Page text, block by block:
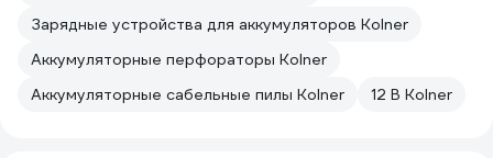
Зарядные устройства для аккумуляторов Kolner
Аккумуляторные перфораторы Kolner
Аккумуляторные сабельные пилы Kolner
12 В Kolner